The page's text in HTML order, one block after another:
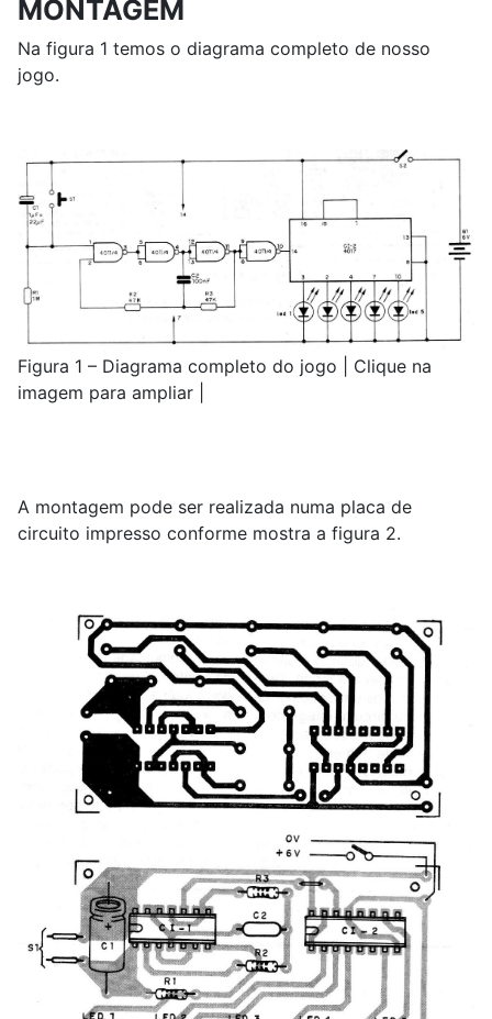
MONTAGEM
Na figura 1 temos o diagrama completo de nosso
jogo.
Figura 1 – Diagrama completo do jogo | Clique na
imagem para ampliar |
A montagem pode ser realizada numa placa de
circuito impresso conforme mostra a figura 2.